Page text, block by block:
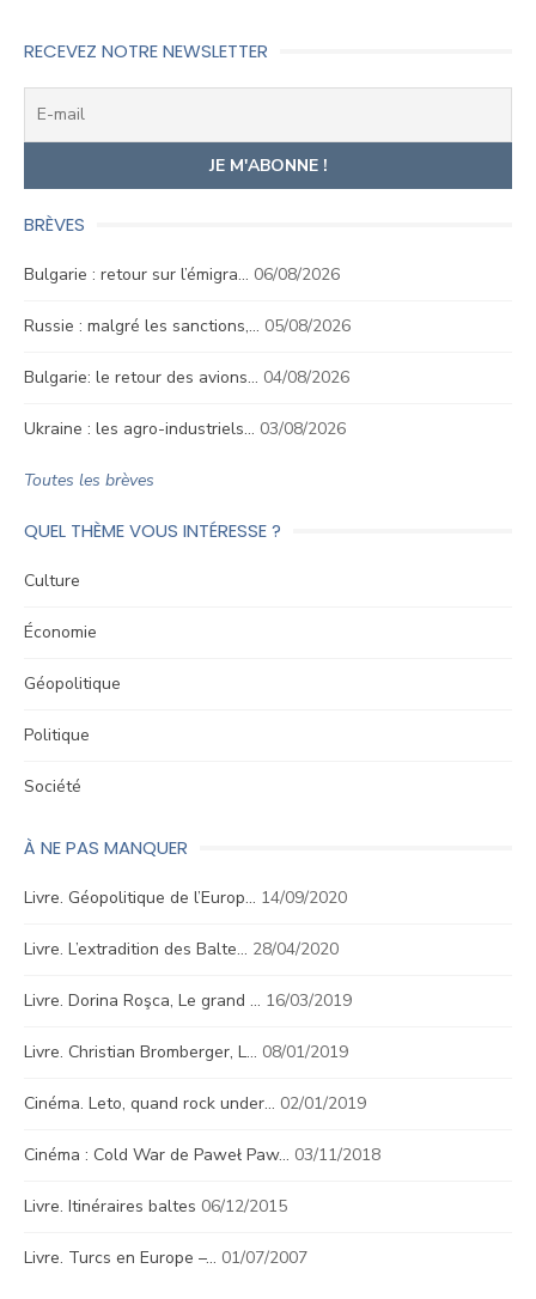
RECEVEZ NOTRE NEWSLETTER
BRÈVES
Bulgarie : retour sur l’émigra… 06/08/2026
Russie : malgré les sanctions,… 05/08/2026
Bulgarie: le retour des avions… 04/08/2026
Ukraine : les agro-industriels… 03/08/2026
Toutes les brèves
QUEL THÈME VOUS INTÉRESSE ?
Culture
Économie
Géopolitique
Politique
Société
À NE PAS MANQUER
Livre. Géopolitique de l’Europ… 14/09/2020
Livre. L’extradition des Balte… 28/04/2020
Livre. Dorina Roşca, Le grand … 16/03/2019
Livre. Christian Bromberger, L… 08/01/2019
Cinéma. Leto, quand rock under… 02/01/2019
Cinéma : Cold War de Paweł Paw… 03/11/2018
Livre. Itinéraires baltes 06/12/2015
Livre. Turcs en Europe –… 01/07/2007